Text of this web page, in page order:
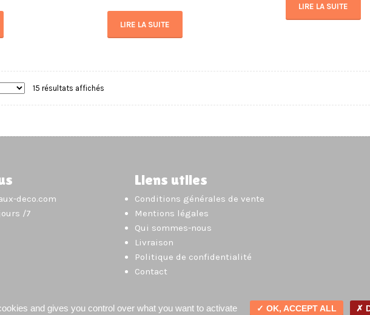
LIRE LA SUITE
LIRE LA SUITE
15 résultats affichés
deco.com
/7
Liens utiles
Conditions générales de vente
Mentions légales
Qui sommes-nous
Livraison
Politique de confidentialité
Contact
and gives you control over what you want to activate OK, ACCEPT ALL